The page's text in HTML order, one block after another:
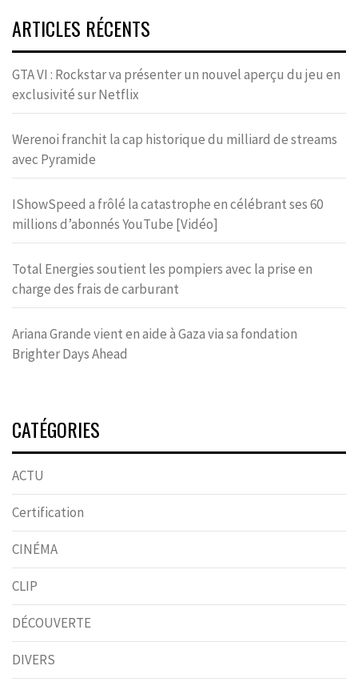
ARTICLES RÉCENTS
GTA VI : Rockstar va présenter un nouvel aperçu du jeu en
exclusivité sur Netflix
Werenoi franchit la cap historique du milliard de streams
avec Pyramide
IShowSpeed a frôlé la catastrophe en célébrant ses 60
millions d’abonnés YouTube [Vidéo]
Total Energies soutient les pompiers avec la prise en
charge des frais de carburant
Ariana Grande vient en aide à Gaza via sa fondation
Brighter Days Ahead
CATÉGORIES
ACTU
Certification
CINÉMA
CLIP
DÉCOUVERTE
DIVERS